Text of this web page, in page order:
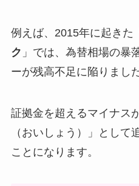
例えば、2015年に起きた
ク 」では、為替相場の暴
ーが残高不足に陥りました
証拠金を超えるマイナス
（おいしょう）」として
ことになります。